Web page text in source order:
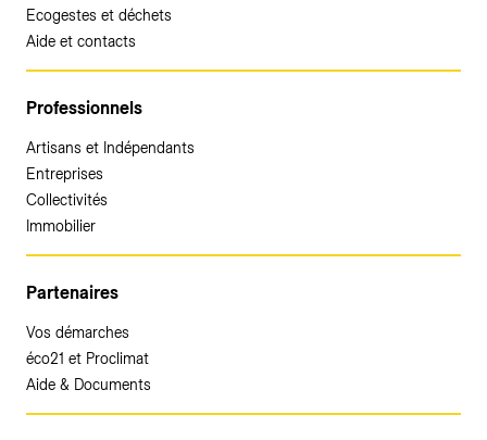
Ecogestes et déchets
Aide et contacts
Professionnels
Artisans et Indépendants
Entreprises
Collectivités
Immobilier
Partenaires
Vos démarches
éco21 et Proclimat
Aide & Documents